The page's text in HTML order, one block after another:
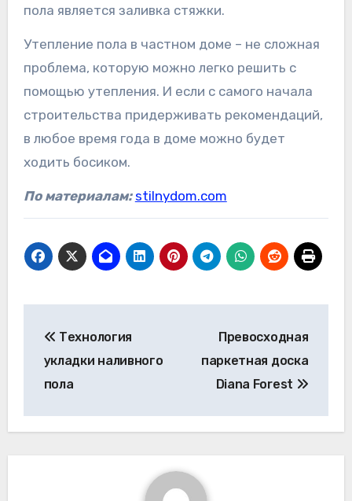
пола является заливка стяжки.
Утепление пола в частном доме – не сложная
проблема, которую можно легко решить с
помощью утепления. И если с самого начала
строительства придерживать рекомендаций,
в любое время года в доме можно будет
ходить босиком.
По материалам: stilnydom.com
по
записям
Технология
укладки наливного
пола
Превосходная
паркетная доска
Diana Forest